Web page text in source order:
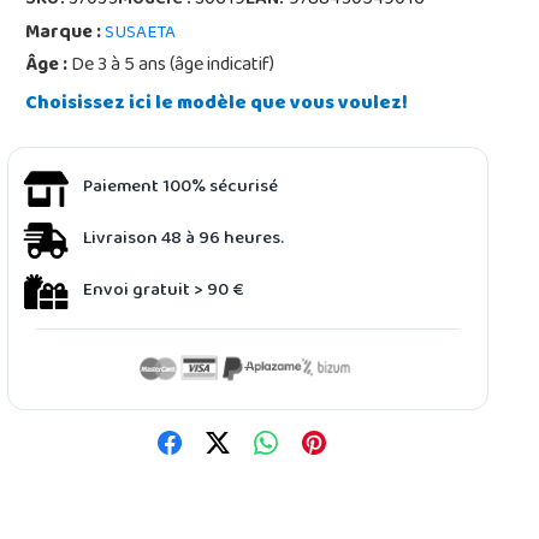
Marque :SUSAETA
Âge :De 3 à 5 ans (âge indicatif)
Choisissez ici le modèle que vous voulez!
Paiement 100% sécurisé
Livraison 48 à 96 heures.
Envoi gratuit > 90 €